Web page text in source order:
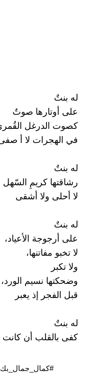
له بنتٌ
على أوتارها صوتٌ
كصوت الدرغل
في الهجرات لا أ
له بنتٌ
رشاقتها كريمِ السّهل
لا أحلى ولا أشقى
له بنتٌ
على أرجوجة الأعياد،
لا تخبو مفاتنها،
ولا تكبر
وضحكتها نسيم الورد،
قبل الفجر إذ يعبر
له بنتٌ
كفى بالقلب أن كانت